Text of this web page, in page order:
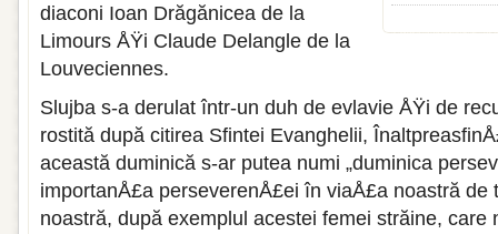
diaconi Ioan Drăgănicea de la
Limours ÅŸi Claude Delangle de la
Louveciennes.
Slujba s-a derulat într-un duh de evlavie ÅŸi de
rostită după citirea Sfintei Evanghelii,
această duminică s-ar putea numi „duminica
importanÅ£a perseverenÅ£ei în viaÅ£a noastră de
noastră, după exemplul acestei femei străine, care